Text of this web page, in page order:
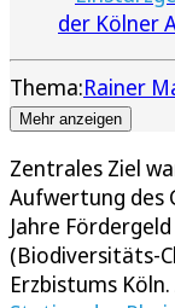
der Kölner
Thema:Rainer
Mehr anzeigen
Zentrales Ziel
Aufwertung des
Jahre
(Biodiversitäts-
Erzbistums